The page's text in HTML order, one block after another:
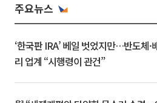
주요뉴스
‘한국판 IRA’ 베일 벗었지만…반도체·
리 업계 “시행령이 관건”